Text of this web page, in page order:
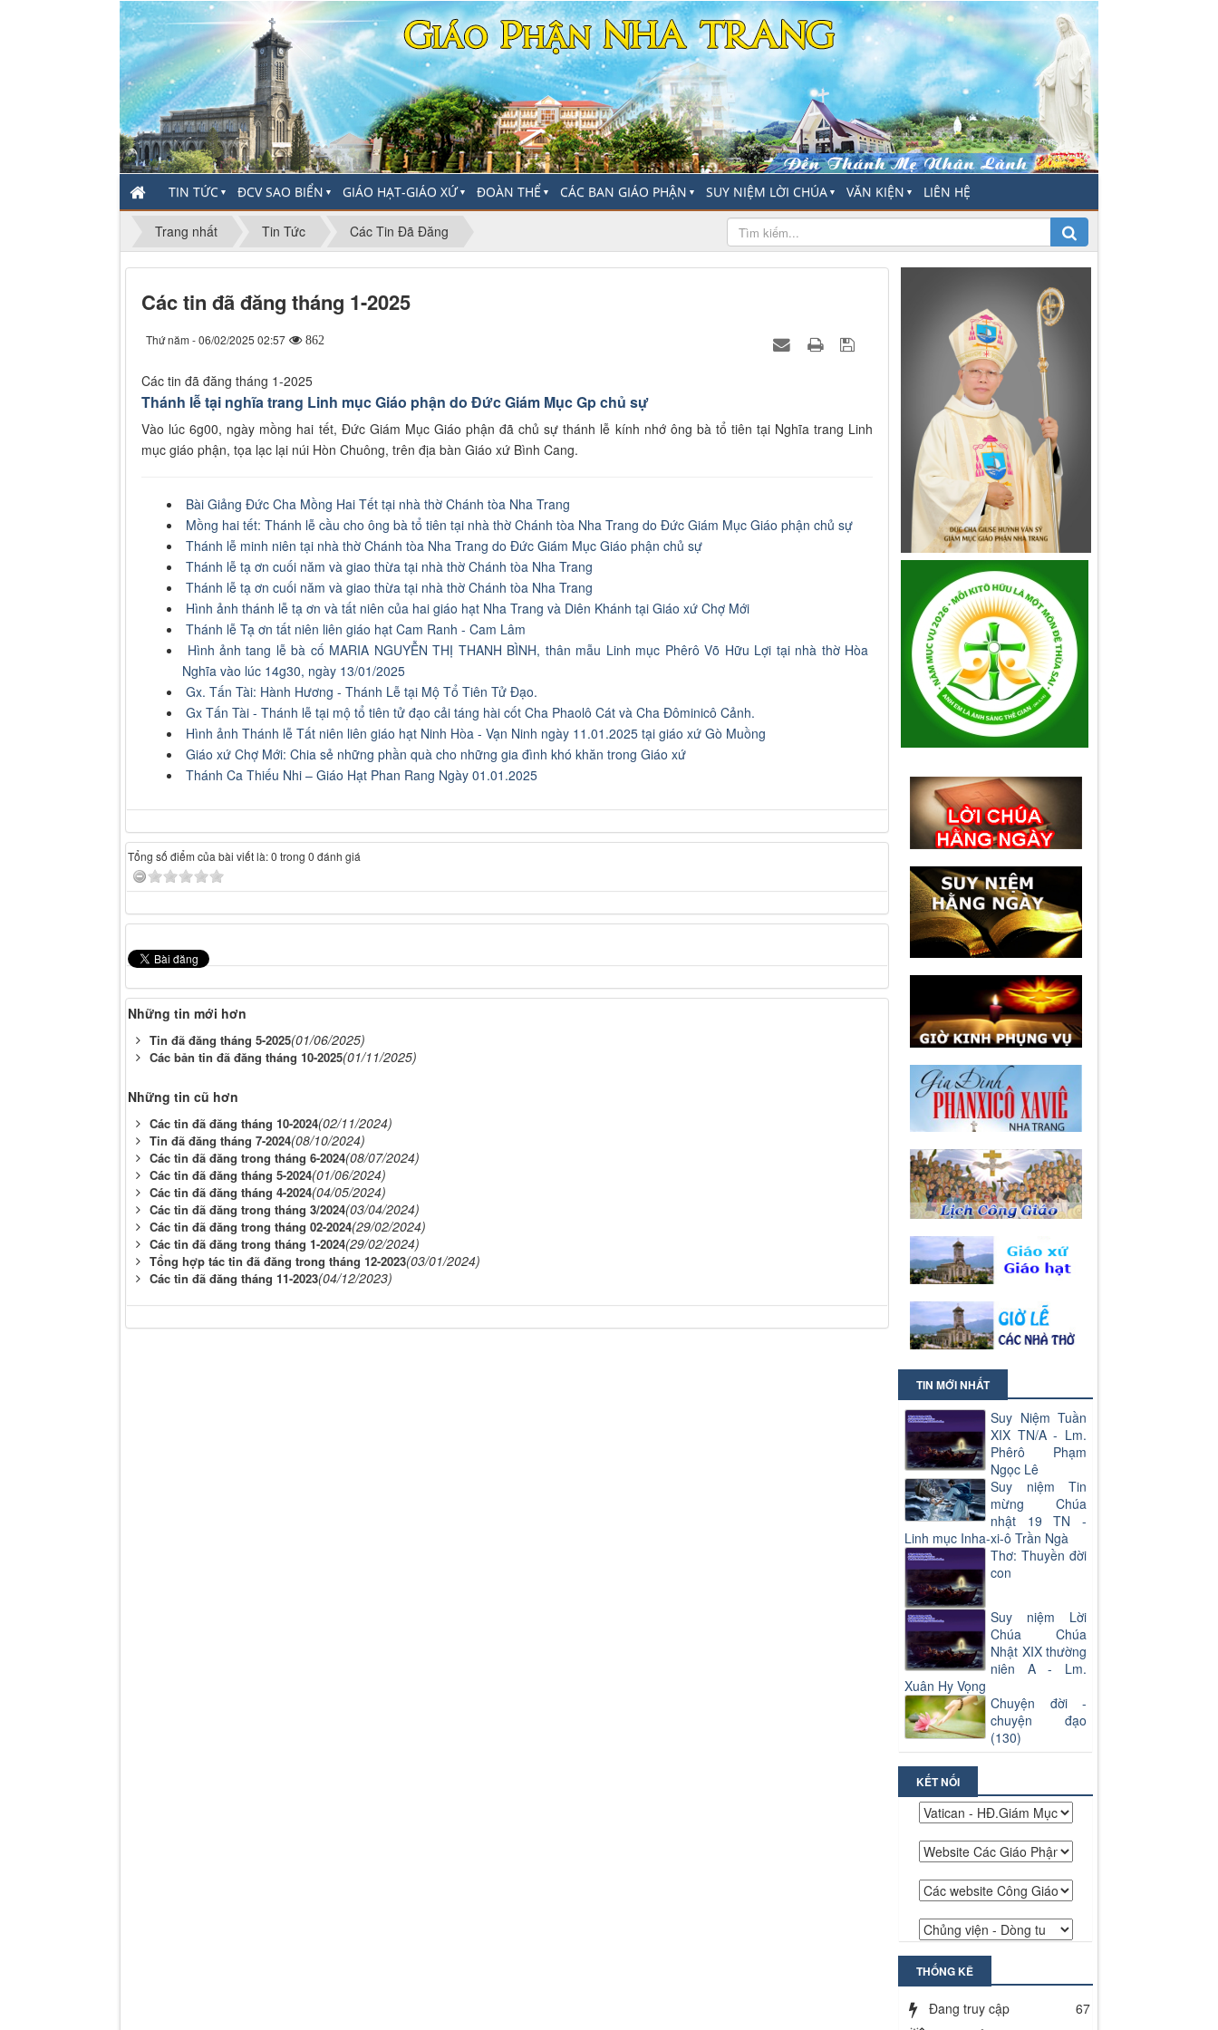
TIN TỨC ▼ ĐCV SAO BIỂN ▼ GIÁO HẠT-GIÁO XỨ▼ ĐOÀN THỂ ▼ CÁC BAN GIÁO PHẬN ▼ SUY NIỆM LỜI CHÚA ▼ VĂN KIỆN ▼ LIÊN HỆ
Trang nhất Tin Tức Các Tin Đã Đăng
Các tin đã đăng tháng 1-2025
Thứ năm - 06/02/2025 02:57 862
Các tin đã đăng tháng 1-2025
Thánh lễ tại nghĩa trang Linh mục Giáo phận do Đức Giám Mục Gp chủ sự
Vào lúc 6g00, ngày mồng hai tết, Đức Giám Mục Giáo phận đã chủ sự thánh lễ kính nhớ ông bà tổ tiên tại Nghĩa trang Linh
mục giáo phận, tọa lạc lại núi Hòn Chuông, trên địa bàn Giáo xứ Bình Cang.
Bài Giảng Đức Cha Mồng Hai Tết tại nhà thờ Chánh tòa Nha Trang
Mồng hai tết: Thánh lễ cầu cho ông bà tổ tiên tại nhà thờ Chánh tòa Nha Trang do Đức Giám Mục Giáo phận chủ sự
Thánh lễ minh niên tại nhà thờ Chánh tòa Nha Trang do Đức Giám Mục Giáo phận chủ sự
Thánh lễ tạ ơn cuối năm và giao thừa tại nhà thờ Chánh tòa Nha Trang
Thánh lễ tạ ơn cuối năm và giao thừa tại nhà thờ Chánh tòa Nha Trang
Hình ảnh thánh lễ tạ ơn và tất niên của hai giáo hạt Nha Trang và Diên Khánh tại Giáo xứ Chợ Mới
Thánh lễ Tạ ơn tất niên liên giáo hạt Cam Ranh - Cam Lâm
Hình ảnh tang lễ bà cố MARIA NGUYỄN THỊ THANH BÌNH, thân mẫu Linh mục Phêrô Võ Hữu Lợi tại nhà thờ Hòa
Nghĩa vào lúc 14g30, ngày 13/01/2025
Gx. Tấn Tài: Hành Hương - Thánh Lễ tại Mộ Tổ Tiên Tử Đạo.
Gx Tấn Tài - Thánh lễ tại mộ tổ tiên tử đạo cải táng hài cốt Cha Phaolô Cát và Cha Đôminicô Cảnh.
Hình ảnh Thánh lễ Tất niên liên giáo hạt Ninh Hòa - Vạn Ninh ngày 11.01.2025 tại giáo xứ Gò Muồng
Giáo xứ Chợ Mới: Chia sẻ những phần quà cho những gia đình khó khăn trong Giáo xứ
Thánh Ca Thiếu Nhi – Giáo Hạt Phan Rang Ngày 01.01.2025
Tổng số điểm của bài viết là: 0 trong 0 đánh giá
Những tin mới hơn
Tin đã đăng tháng 5-2025(01/06/2025)
Các bản tin đã đăng tháng 10-2025(01/11/2025)
Những tin cũ hơn
Các tin đã đăng tháng 10-2024(02/11/2024)
Tin đã đăng tháng 7-2024(08/10/2024)
Các tin đã đăng trong tháng 6-2024(08/07/2024)
Các tin đã đăng tháng 5-2024(01/06/2024)
Các tin đã đăng tháng 4-2024(04/05/2024)
Các tin đã đăng trong tháng 3/2024(03/04/2024)
Các tin đã đăng trong tháng 02-2024(29/02/2024)
Các tin đã đăng trong tháng 1-2024(29/02/2024)
Tổng hợp tác tin đã đăng trong tháng 12-2023(03/01/2024)
Các tin đã đăng tháng 11-2023(04/12/2023)
TIN MỚI NHẤT
Suy Niệm Tuần
XIX TN/A - Lm.
Phêrô Phạm
Ngọc Lê
Suy niệm Tin
mừng Chúa
nhật 19 TN -
Linh mục Inha-xi-ô Trần Ngà
Thơ: Thuyền đời
con
Suy niệm Lời
Chúa Chúa
Nhật XIX thường
niên A - Lm.
Xuân Hy Vọng
Chuyện đời -
chuyện đạo
(130)
KẾT NỐI
THỐNG KÊ
Đang truy cập
67